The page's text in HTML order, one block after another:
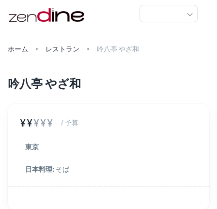
ホーム レストラン 吟八亭 やざ和
吟八亭 やざ和
¥¥¥¥¥ / 予算
東京
日本料理: そば